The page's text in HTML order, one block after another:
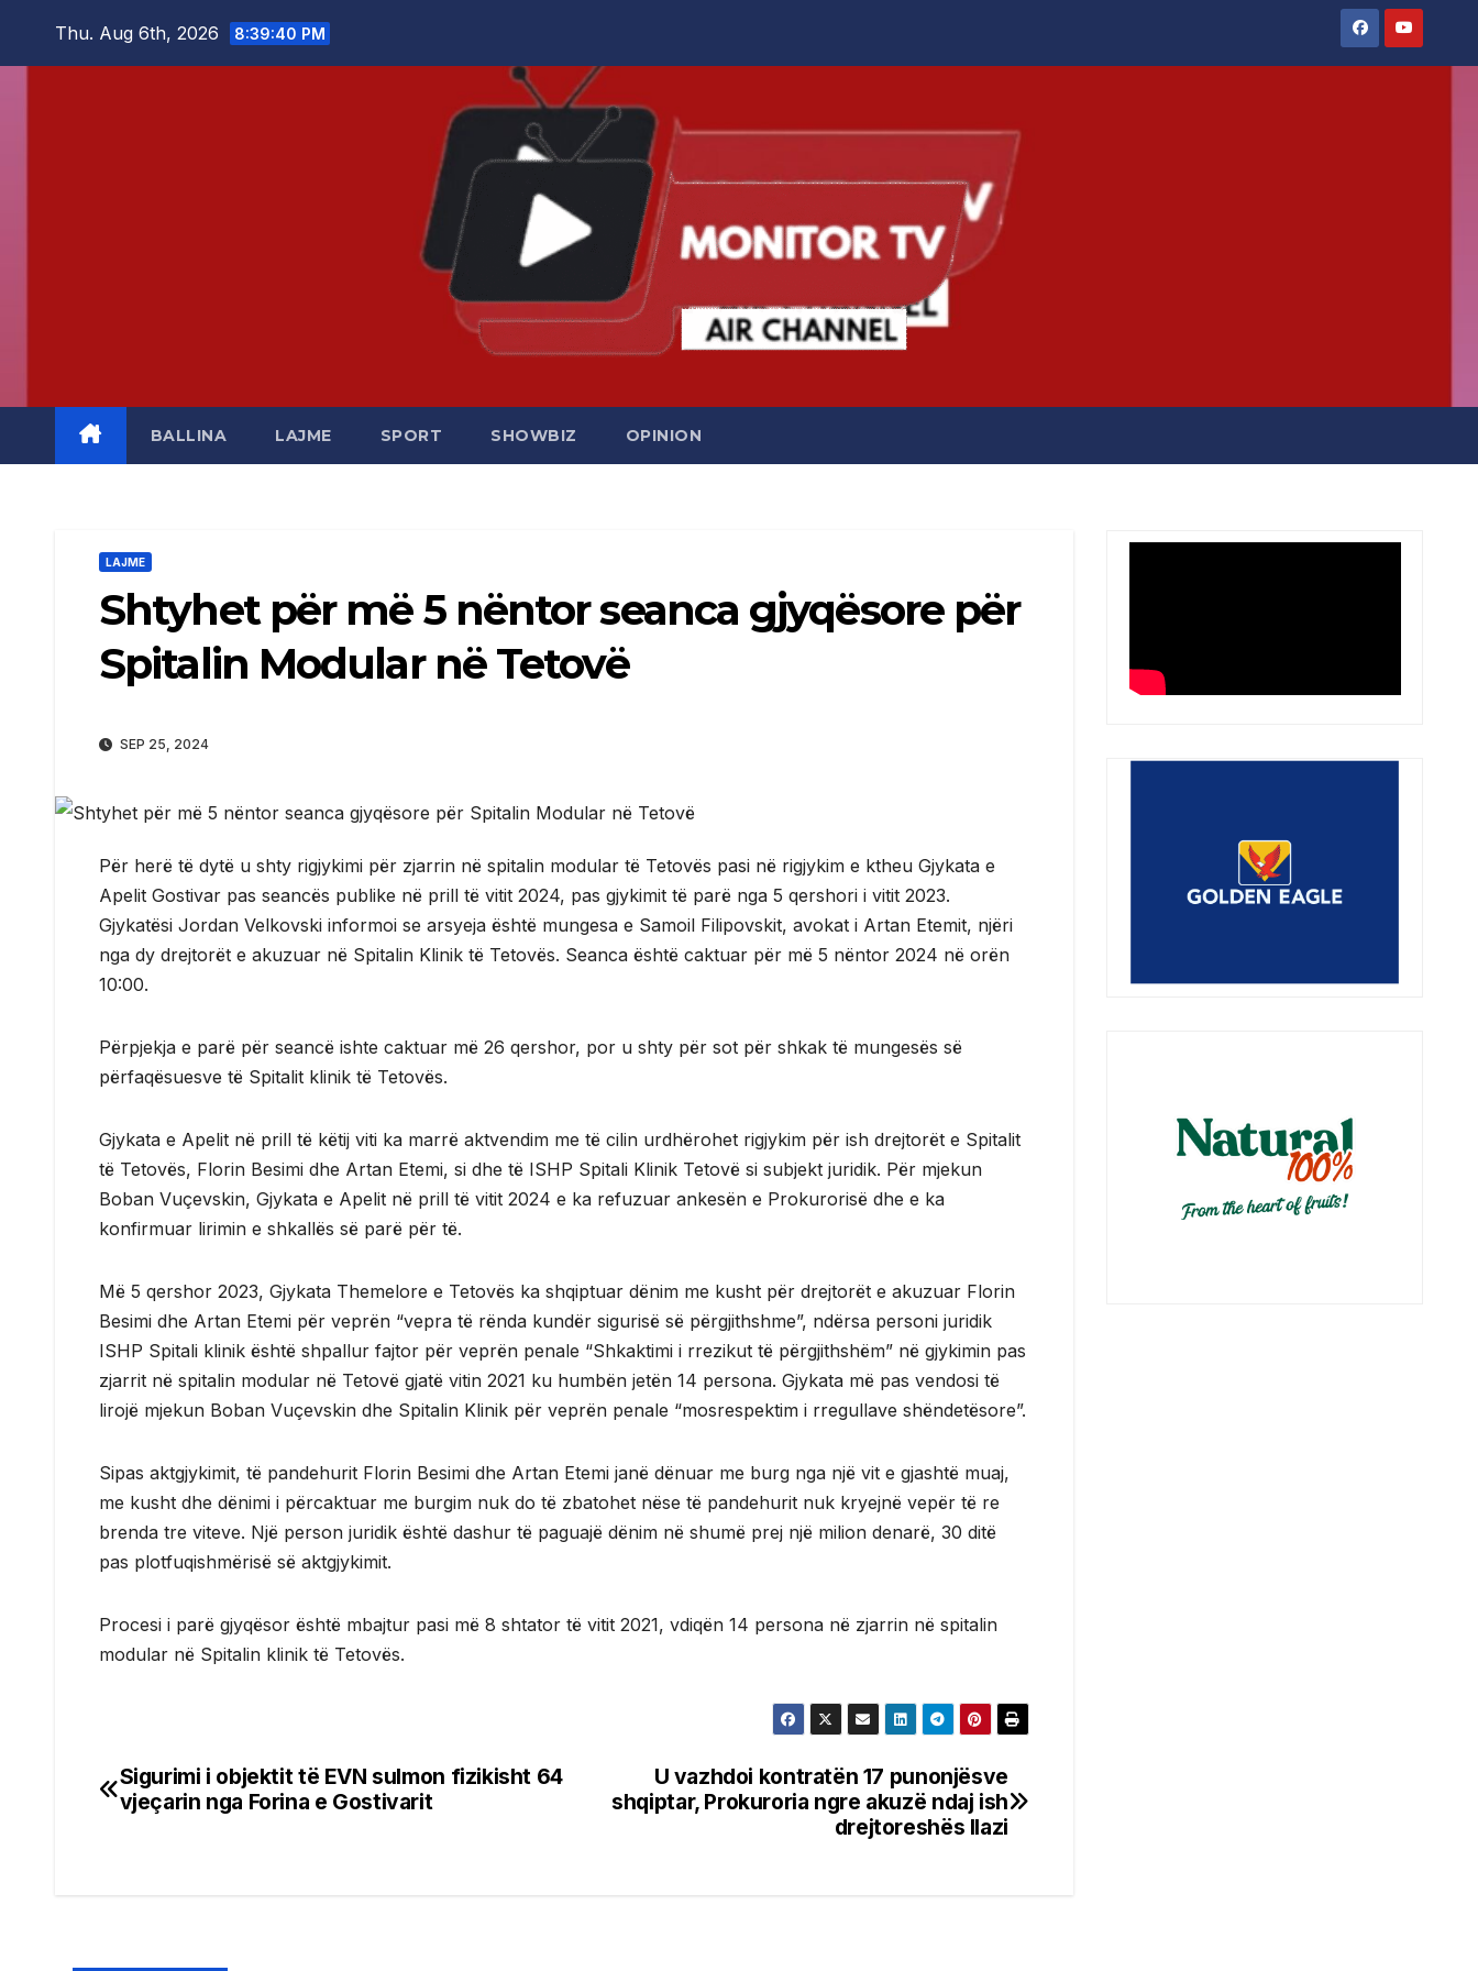
Thu. Aug 6th, 2026 8:39:40 PM
BALLINA LAJME SPORT SHOWBIZ OPINION
LAJME
Shtyhet për më 5 nëntor seanca gjyqësore për
Spitalin Modular në Tetovë
SEP 25, 2024
Për herë të dytë u shty rigjykimi për zjarrin në spitalin modular të Tetovës pasi në rigjykim e ktheu Gjykata e
Apelit Gostivar pas seancës publike në prill të vitit 2024, pas gjykimit të parë nga 5 qershori i vitit 2023.
Gjykatësi Jordan Velkovski informoi se arsyeja është mungesa e Samoil Filipovskit, avokat i Artan Etemit, njëri
nga dy drejtorët e akuzuar në Spitalin Klinik të Tetovës. Seanca është caktuar për më 5 nëntor 2024 në orën
10:00.
Përpjekja e parë për seancë ishte caktuar më 26 qershor, por u shty për sot për shkak të mungesës së
përfaqësuesve të Spitalit klinik të Tetovës.
Gjykata e Apelit në prill të këtij viti ka marrë aktvendim me të cilin urdhërohet rigjykim për ish drejtorët e Spitalit
të Tetovës, Florin Besimi dhe Artan Etemi, si dhe të ISHP Spitali Klinik Tetovë si subjekt juridik. Për mjekun
Boban Vuçevskin, Gjykata e Apelit në prill të vitit 2024 e ka refuzuar ankesën e Prokurorisë dhe e ka
konfirmuar lirimin e shkallës së parë për të.
Më 5 qershor 2023, Gjykata Themelore e Tetovës ka shqiptuar dënim me kusht për drejtorët e akuzuar Florin
Besimi dhe Artan Etemi për veprën “vepra të rënda kundër sigurisë së përgjithshme”, ndërsa personi juridik
ISHP Spitali klinik është shpallur fajtor për veprën penale “Shkaktimi i rrezikut të përgjithshëm” në gjykimin pas
zjarrit në spitalin modular në Tetovë gjatë vitin 2021 ku humbën jetën 14 persona. Gjykata më pas vendosi të
lirojë mjekun Boban Vuçevskin dhe Spitalin Klinik për veprën penale “mosrespektim i rregullave shëndetësore”.
Sipas aktgjykimit, të pandehurit Florin Besimi dhe Artan Etemi janë dënuar me burg nga një vit e gjashtë muaj,
me kusht dhe dënimi i përcaktuar me burgim nuk do të zbatohet nëse të pandehurit nuk kryejnë vepër të re
brenda tre viteve. Një person juridik është dashur të paguajë dënim në shumë prej një milion denarë, 30 ditë
pas plotfuqishmërisë së aktgjykimit.
Procesi i parë gjyqësor është mbajtur pasi më 8 shtator të vitit 2021, vdiqën 14 persona në zjarrin në spitalin
modular në Spitalin klinik të Tetovës.
Post
U vazhdoi kontratën 17 punonjësve
shqiptar, Prokuroria ngre akuzë ndaj ish
drejtoreshës Ilazi
Sigurimi i objektit të EVN sulmon fizikisht 64
vjeçarin nga Forina e Gostivarit